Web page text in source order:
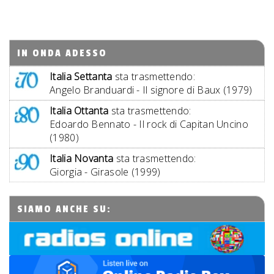
IN ONDA ADESSO
Italia Settanta sta trasmettendo:
Angelo Branduardi - Il signore di Baux (1979)
Italia Ottanta sta trasmettendo:
Edoardo Bennato - Il rock di Capitan Uncino
(1980)
Italia Novanta sta trasmettendo:
Giorgia - Girasole (1999)
SIAMO ANCHE SU: